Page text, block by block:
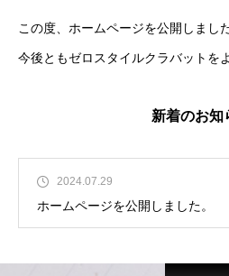
この度、ホームページを公開しました
今後ともゼロスタイルクラバットを
新着のお知
2024.07.29
ホームページを公開しました。